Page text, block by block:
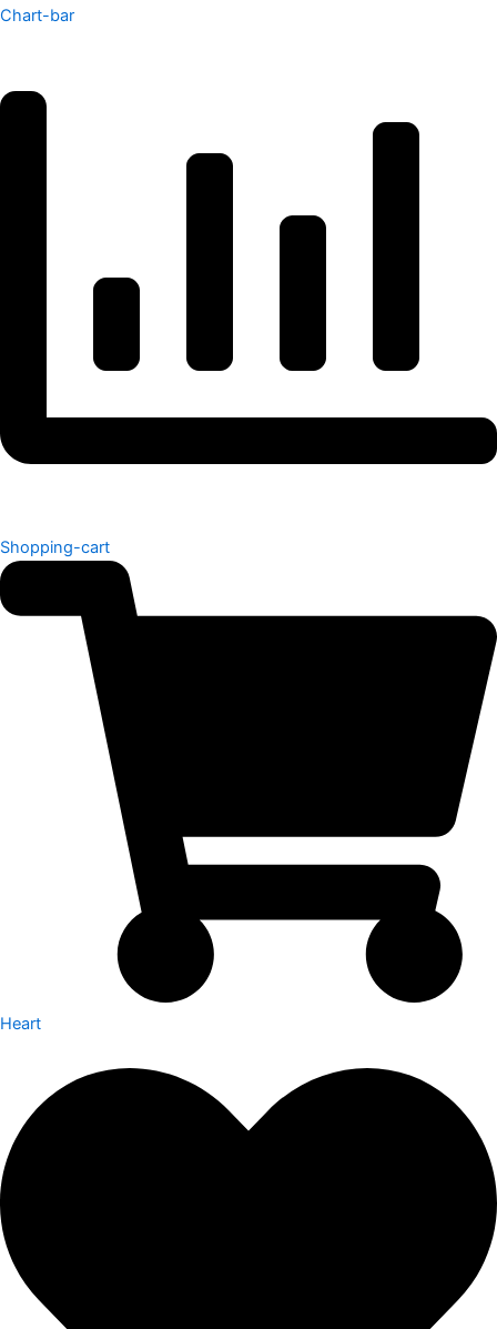
Chart-bar
Shopping-cart
Heart